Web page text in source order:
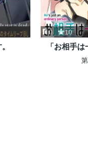
0 10
「お相手は